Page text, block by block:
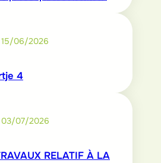
15/06/2026
4
03/07/2026
RELATIF À LA